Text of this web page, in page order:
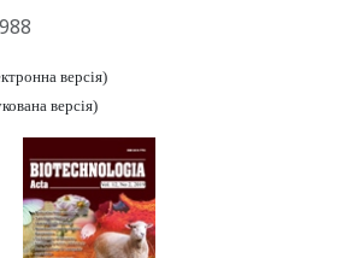
версія)
версія)